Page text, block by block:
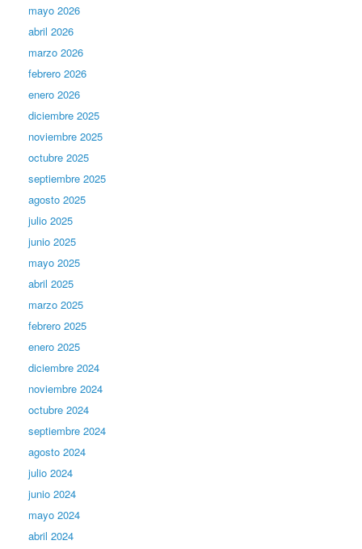
mayo 2026
abril 2026
marzo 2026
febrero 2026
enero 2026
diciembre 2025
noviembre 2025
octubre 2025
septiembre 2025
agosto 2025
julio 2025
junio 2025
mayo 2025
abril 2025
marzo 2025
febrero 2025
enero 2025
diciembre 2024
noviembre 2024
octubre 2024
septiembre 2024
agosto 2024
julio 2024
junio 2024
mayo 2024
abril 2024